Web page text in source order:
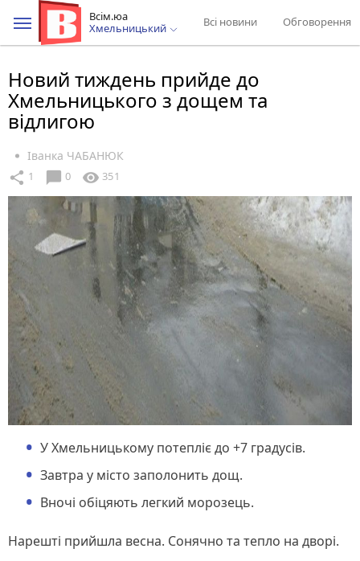
Всім.юа
Хмельницький
Всі новини Обговорення
Новий тиждень прийде до
Хмельницького з дощем та
відлигою
Іванка ЧАБАНЮК
share 1 chat_bubble 0 visibility 351
У Хмельницькому потепліє до +7 градусів.
Завтра у місто заполонить дощ.
Вночі обіцяють легкий морозець.
Нарешті прийшла весна. Сонячно та тепло на дворі.